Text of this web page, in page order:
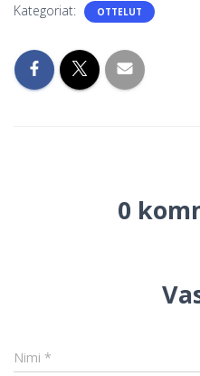
Kategoriat: OTTELUT
0
Nimi *